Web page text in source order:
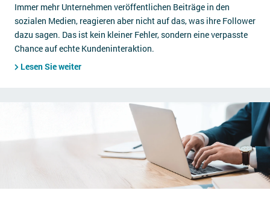
Immer mehr Unternehmen veröffentlichen Beiträge in den
sozialen Medien, reagieren aber nicht auf das, was ihre Follower
dazu sagen. Das ist kein kleiner Fehler, sondern eine verpasste
Chance auf echte Kundeninteraktion.
Lesen Sie weiter